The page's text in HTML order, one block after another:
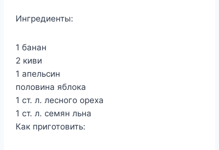
Ингредиенты:
1 банан
2 киви
1 апельсин
половина яблока
1 ст. л. лесного ореха
1 ст. л. семян льна
Как приготовить: